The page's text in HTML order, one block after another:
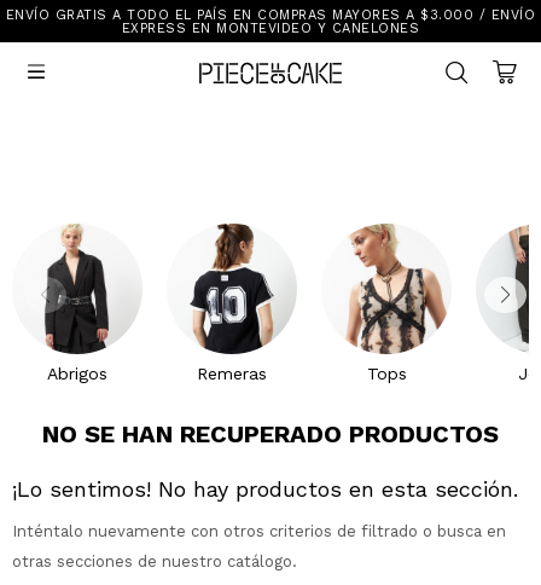
ENVÍO GRATIS A TODO EL PAÍS EN COMPRAS MAYORES A $3.000 / ENVÍO
EXPRESS EN MONTEVIDEO Y CANELONES

Abrigos Remeras Tops
NO SE HAN RECUPERADO PRODUCTOS
¡Lo sentimos! No hay productos en esta sección.
Inténtalo nuevamente con otros criterios de filtrado o busca en
otras secciones de nuestro catálogo.
Sale
New In
Mi cuenta
Ayuda
Ver Todo
Vestimenta